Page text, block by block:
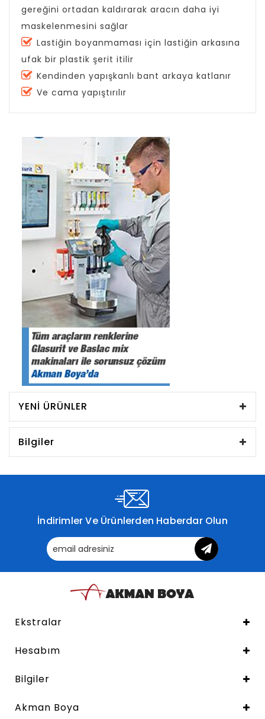
gereğini ortadan kaldırarak aracın daha iyi
maskelenmesini sağlar
Lastiğin boyanmaması için lastiğin arkasına
ufak bir plastik şerit itilir
Kendinden yapışkanlı bant arkaya katlanır
Ve cama yapıştırılır
YENI ÜRÜNLER
Bilgiler
İndirimler Ve Ürünlerden Haberdar Olun
Ekstralar
Hesabım
Bilgiler
Akman Boya